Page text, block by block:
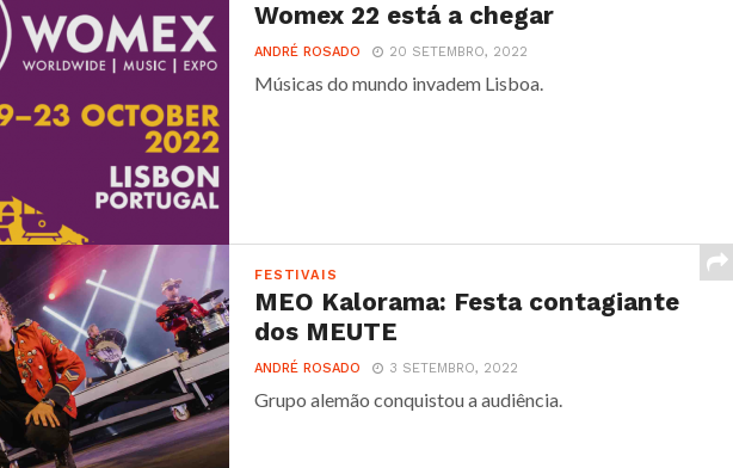
Womex 22 está a chegar
ANDRÉ ROSADO 20 SETEMBRO, 2022
Músicas do mundo invadem Lisboa.
FESTIVAIS
MEO Kalorama: Festa contagiante
dos MEUTE
ANDRÉ ROSADO 3 SETEMBRO, 2022
Grupo alemão conquistou a audiência.